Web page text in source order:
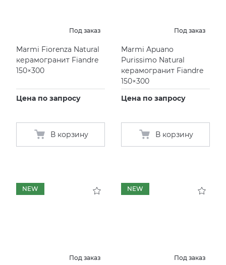
Под заказ
Marmi Fiorenza Natural
керамогранит Fiandre
150×300
Цена по запросу
В корзину
Под заказ
Marmi Apuano
Purissimo Natural
керамогранит Fiandre
150×300
Цена по запросу
В корзину
NEW
Под заказ
NEW
Под заказ